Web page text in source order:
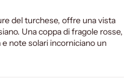
del turchese, offre una vista
Una coppa di fragole rosse,
note solari incorniciano un